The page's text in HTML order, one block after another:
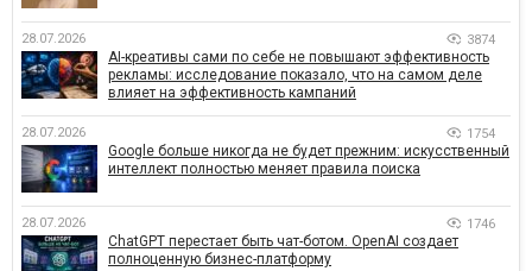
28.07.2026 3874
AI-креативы сами по себе не повышают эффективность
рекламы: исследование показало, что на самом деле
влияет на эффективность кампаний
28.07.2026 1754
Google больше никогда не будет прежним: искусственный
интеллект полностью меняет правила поиска
28.07.2026 1746
ChatGPT перестает быть чат-ботом. OpenAI создает
полноценную бизнес-платформу